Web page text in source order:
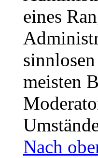
eines
meisten
Nach